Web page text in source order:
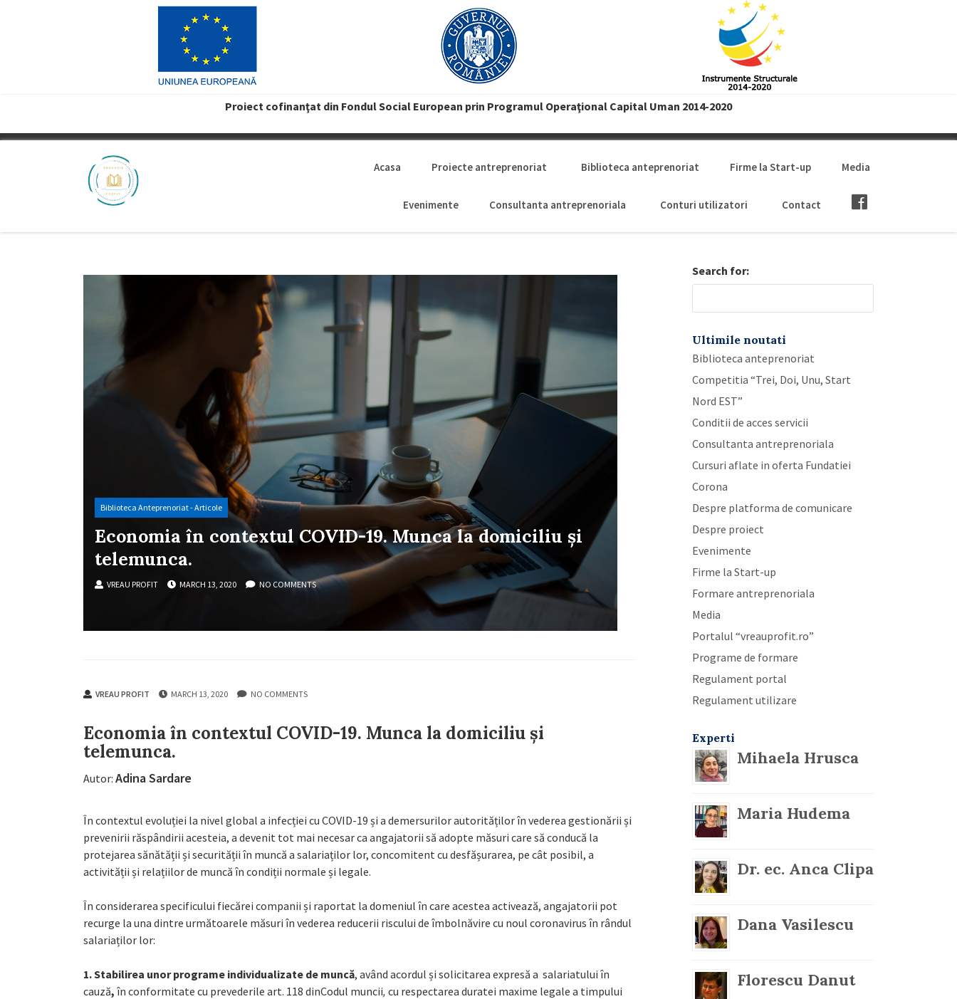
Proiect cofinanţat din Fondul Social European prin Programul Operaţional Capital Uman 2014-2020
Acasa Proiecte antreprenoriat Biblioteca anteprenoriat Firme la Start-up Media
Evenimente Consultanta antreprenoriala Conturi utilizatori Contact
Biblioteca Anteprenoriat - Articole
Economia în contextul COVID-19. Munca la domiciliu și
telemunca.
VREAU PROFIT MARCH 13, 2020 NO COMMENTS
VREAU PROFIT MARCH 13, 2020 NO COMMENTS
Economia în contextul COVID-19. Munca la domiciliu și
telemunca.
Autor: Adina Sardare
În contextul evoluției la nivel global a infecției cu COVID-19 și a demersurilor autorităților în vederea gestionării și
prevenirii răspândirii acesteia, a devenit tot mai necesar ca angajatorii să adopte măsuri care să conducă la
protejarea sănătății și securității în muncă a salariaților lor, concomitent cu desfășurarea, pe cât posibil, a
activității și relațiilor de muncă în condiții normale și legale.
În considerarea specificului fiecărei companii și raportat la domeniul în care acestea activează, angajatorii pot
recurge la una dintre următoarele măsuri în vederea reducerii riscului de îmbolnăvire cu noul coronavirus în rândul
salariaților lor:
1. Stabilirea unor programe individualizate de muncă, având acordul și solicitarea expresă a salariatului în
cauză, în conformitate cu prevederile art. 118 dinCodul muncii, cu respectarea duratei maxime legale a timpului
Search for:
Ultimile noutati
Biblioteca anteprenoriat
Competitia “Trei, Doi, Unu, Start
Nord EST”
Conditii de acces servicii
Consultanta antreprenoriala
Cursuri aflate in oferta Fundatiei
Corona
Despre platforma de comunicare
Despre proiect
Evenimente
Firme la Start-up
Formare antreprenoriala
Media
Portalul “vreauprofit.ro”
Programe de formare
Regulament portal
Regulament utilizare
Experti
Mihaela Hrusca
Maria Hudema
Dr. ec. Anca Clipa
Dana Vasilescu
Florescu Danut